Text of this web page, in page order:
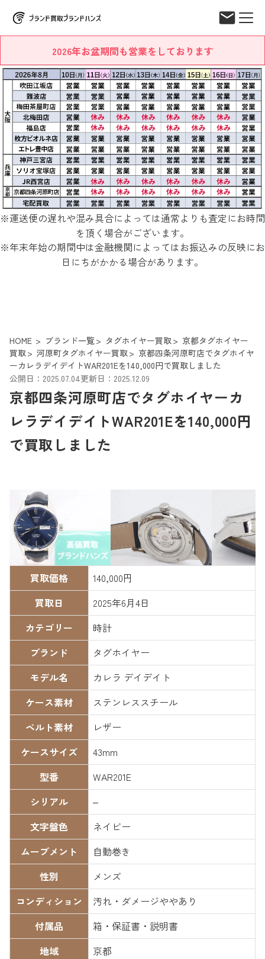
2026年お盆期間も営業をしております
※運送便の遅れや混み具合によっては通常よりも査定にお時間
を頂く場合がございます。
※年末年始の期間中は金融機関によってはお振込みの反映にお
日にちがかかる場合があります。
HOME ブランド一覧 タグホイヤー買取
京都タグホイヤー
買取
河原町タグホイヤー買取
京都四条河原町店でタグホイヤ
ーカレラデイデイトWAR201Eを140,000円で買取しました
公開日：2025.07.04更新日：2025.12.09
京都四条河原町店でタグホイヤーカ
レラデイデイトWAR201Eを140,000円
で買取しました
買取価格
140,000円
買取日
2025年6月4日
カテゴリー
時計
ブランド
タグホイヤー
モデル名
カレラ デイデイト
ケース素材
ステンレススチール
ベルト素材
レザー
ケースサイズ
43mm
型番
WAR201E
シリアル
–
文字盤色
ネイビー
ムーブメント
自動巻き
性別
メンズ
コンディション
汚れ・ダメージややあり
付属品
箱・保証書・説明書
地域
京都